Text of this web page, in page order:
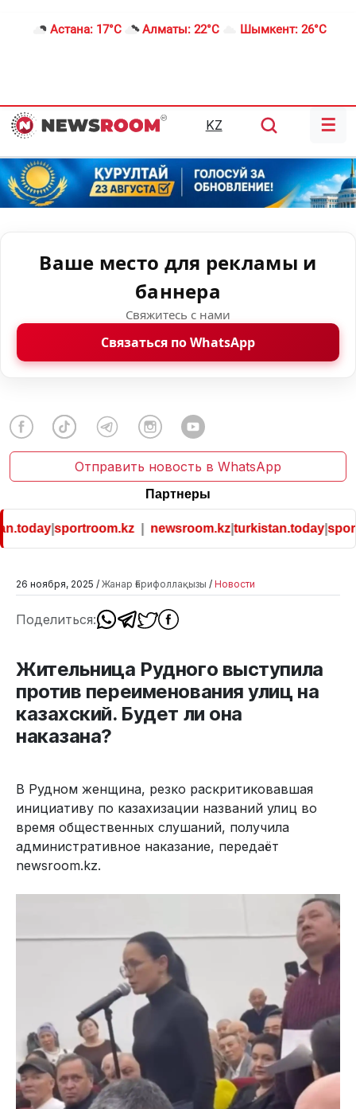
Астана: 17°C Алматы: 22°C Шымкент: 26°C
KZ ☰
Ваше место для рекламы и
баннера
Свяжитесь с нами
Связаться по WhatsApp
Отправить новость в WhatsApp
Партнеры
|sportroom.kz| newsroom.kz|turkistan.today|
26 ноября, 2025 / Жанар Ғарифоллақызы / Новости
Поделиться:
Жительница Рудного выступила
против переименования улиц на
казахский. Будет ли она
наказана?
В Рудном женщина, резко раскритиковавшая
инициативу по казахизации названий улиц во
время общественных слушаний, получила
административное наказание, передаёт
newsroom.kz.